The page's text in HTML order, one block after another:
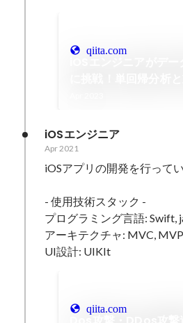
qiita.com
iOSエンジニア
Apr 2021
iOSアプリの開発を行って
- 使用技術スタック -
プログラミング言語: Swift,
アーキテクチャ: MVC, MVP
UI設計: UIKIt
qiita.com